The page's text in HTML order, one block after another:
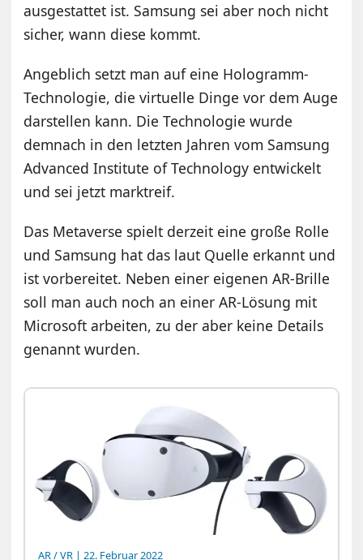
ausgestattet ist. Samsung sei aber noch nicht
sicher, wann diese kommt.
Angeblich setzt man auf eine Hologramm-
Technologie, die virtuelle Dinge vor dem Auge
darstellen kann. Die Technologie wurde
demnach in den letzten Jahren vom Samsung
Advanced Institute of Technology entwickelt
und sei jetzt marktreif.
Das Metaverse spielt derzeit eine große Rolle
und Samsung hat das laut Quelle erkannt und
ist vorbereitet. Neben einer eigenen AR-Brille
soll man auch noch an einer AR-Lösung mit
Microsoft arbeiten, zu der aber keine Details
genannt wurden.
AR / VR | 22. Februar 2022